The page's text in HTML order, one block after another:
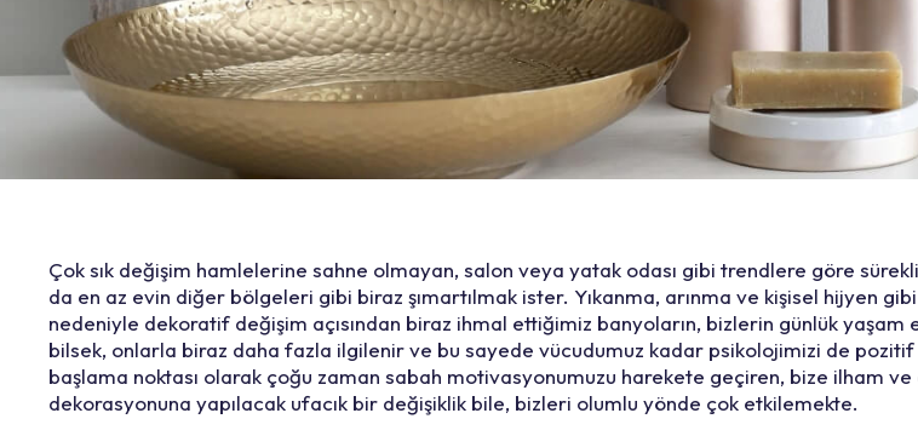
Çok sık değişim hamlelerine sahne olmayan, salon veya yatak odası gibi trendlere göre
da en az evin diğer bölgeleri gibi biraz şımartılmak ister. Yıkanma, arınma ve kişisel hijyen gibi
nedeniyle dekoratif değişim açısından biraz ihmal ettiğimiz banyoların, bizlerin günlük yaşam
bilsek, onlarla biraz daha fazla ilgilenir ve bu sayede vücudumuz kadar psikolojimizi de
başlama noktası olarak çoğu zaman sabah motivasyonumuzu harekete geçiren, bize ilham ve
dekorasyonuna yapılacak ufacık bir değişiklik bile, bizleri olumlu yönde çok etkilemekte.